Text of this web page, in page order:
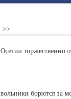
торжественно
борются за